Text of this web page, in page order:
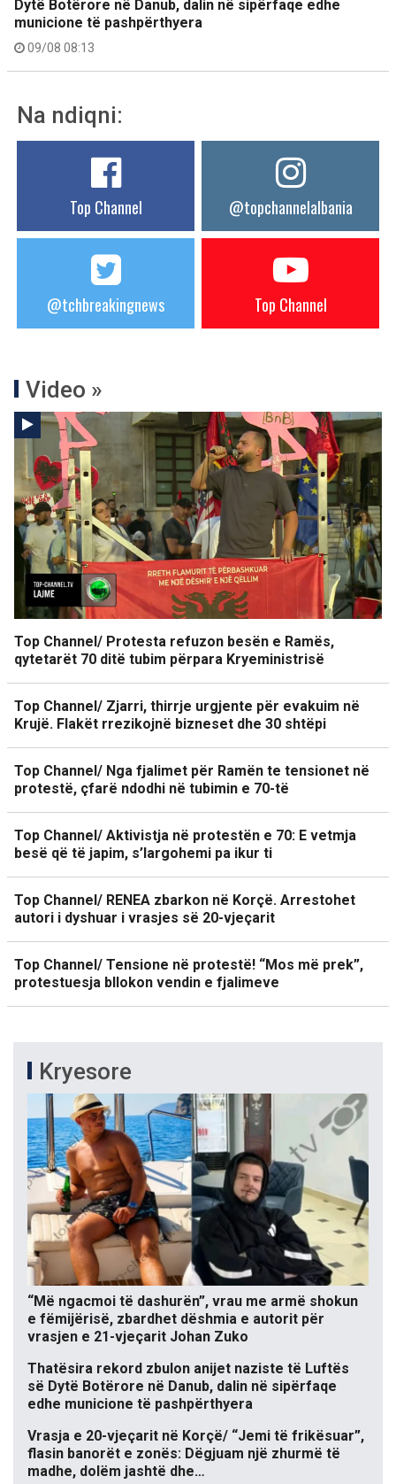
Dytë Botërore në Danub, dalin në sipërfaqe edhe
municione të pashpërthyera
09/08 08:13
Na ndiqni:
Top Channel @topchannelalbania
@tchbreakingnews Top Channel
Video »
Top Channel/ Protesta refuzon besën e Ramës,
qytetarët 70 ditë tubim përpara Kryeministrisë
Top Channel/ Zjarri, thirrje urgjente për evakuim në
Krujë. Flakët rrezikojnë bizneset dhe 30 shtëpi
Top Channel/ Nga fjalimet për Ramën te tensionet në
protestë, çfarë ndodhi në tubimin e 70-të
Top Channel/ Aktivistja në protestën e 70: E vetmja
besë që të japim, s’largohemi pa ikur ti
Top Channel/ RENEA zbarkon në Korçë. Arrestohet
autori i dyshuar i vrasjes së 20-vjeçarit
Top Channel/ Tensione në protestë! “Mos më prek”,
protestuesja bllokon vendin e fjalimeve
Kryesore
“Më ngacmoi të dashurën”, vrau me armë shokun
e fëmijërisë, zbardhet dëshmia e autorit për
vrasjen e 21-vjeçarit Johan Zuko
Thatësira rekord zbulon anijet naziste të Luftës
së Dytë Botërore në Danub, dalin në sipërfaqe
edhe municione të pashpërthyera
Vrasja e 20-vjeçarit në Korçë/ “Jemi të frikësuar”,
flasin banorët e zonës: Dëgjuam një zhurmë të
madhe, dolëm jashtë dhe…